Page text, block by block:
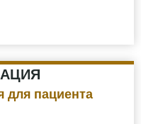
пациента